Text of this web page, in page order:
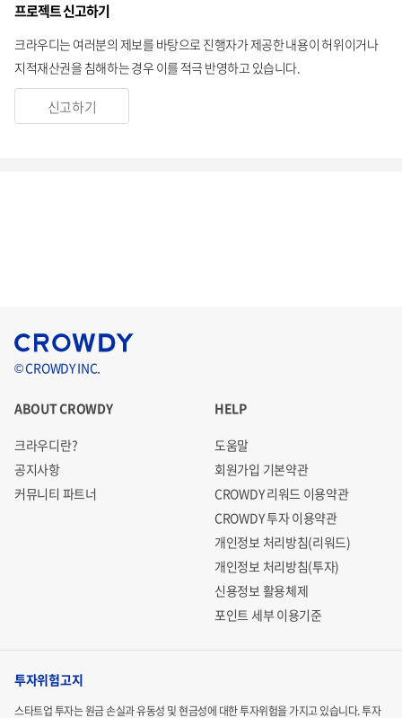
프로젝트 신고하기
크라우디는 여러분의 제보를 바탕으로 진행자가 제공한 내용이 허위이거나
지적재산권을 침해하는 경우 이를 적극 반영하고 있습니다.
신고하기
© CROWDY INC.
ABOUT CROWDY
크라우디란?
공지사항
커뮤니티 파트너
HELP
도움말
회원가입 기본약관
CROWDY 리워드 이용약관
CROWDY 투자 이용약관
개인정보 처리방침(리워드)
개인정보 처리방침(투자)
신용정보 활용체제
포인트 세부 이용기준
투자위험고지
스타트업 투자는 원금 손실과 유동성 및 현금성에 대한 투자위험을 가지고 있습니다.투자